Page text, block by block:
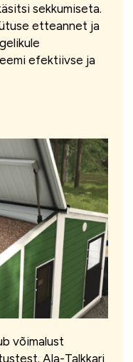
sekkumiseta.
etteannet ja
efektiivse ja
võimalust
Ala-Talkkari